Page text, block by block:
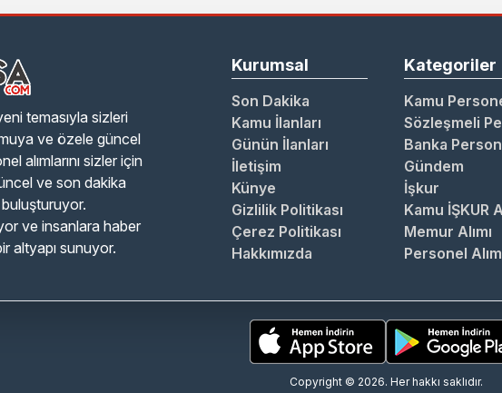
temasıyla sizleri
ve özele güncel
alımlarını sizler için
ve son dakika
ve insanlara haber
altyapı sunuyor.
Kurumsal
Son Dakika
Kamu İlanları
Günün İlanları
İletişim
Künye
Gizlilik Politikası
Çerez Politikası
Hakkımızda
Kategoriler
Kamu
Sözleşmeli
Banka
Gündem
İşkur
Kamu İŞKUR
Memur Alımı
Personel
Copyright © 2026. Her hakkı saklıdır.